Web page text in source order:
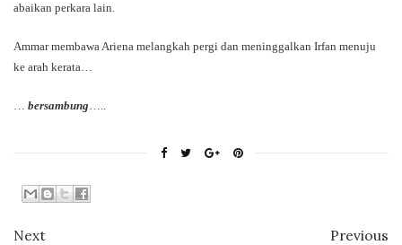
abaikan perkara lain.
Ammar membawa Ariena melangkah pergi dan meninggalkan Irfan menuju
ke arah kerata…
… bersambung…..
Next Previous